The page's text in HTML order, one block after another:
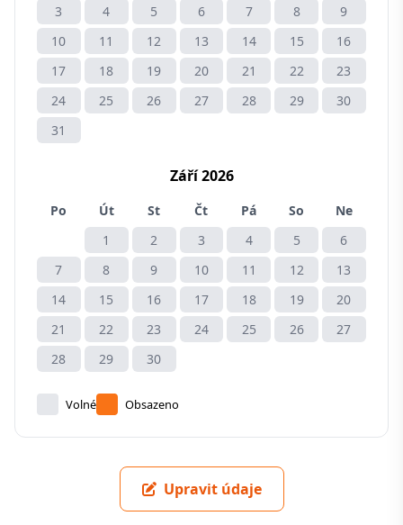
3
4 5 6 7 8
9
10
11 12 13 14 15
16
17
18 19 20 21 22
23
24
25 26 27 28 29
30
31
Září 2026
Po Út St Čt Pá So
Ne
1
2 3 4 5
6
7
8 9 10 11 12
13
14
15 16 17 18 19
20
21
22 23 24 25 26
27
28
29 30
Volné Obsazeno
Upravit údaje